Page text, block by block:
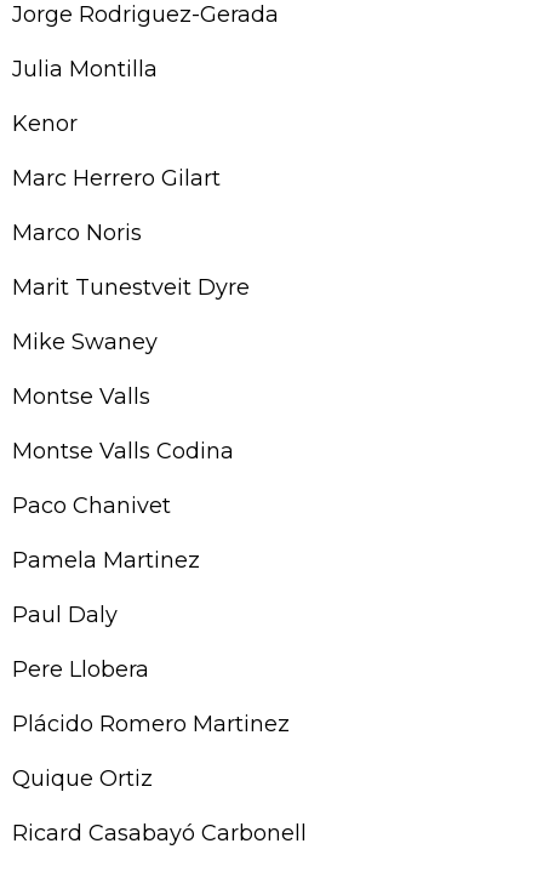
Jorge Rodriguez-Gerada
Julia Montilla
Kenor
Marc Herrero Gilart
Marco Noris
Marit Tunestveit Dyre
Mike Swaney
Montse Valls
Montse Valls Codina
Paco Chanivet
Pamela Martinez
Paul Daly
Pere Llobera
Plácido Romero Martinez
Quique Ortiz
Ricard Casabayó Carbonell